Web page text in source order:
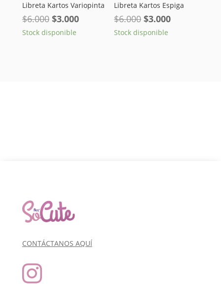
Libreta Kartos Variopinta
$6.000 El
precio
$3.000El
Stock disponible
Libreta Kartos Espiga
$6.000 El
precio
$3.000El
Stock disponible
CONTÁCTANOS AQUÍ
